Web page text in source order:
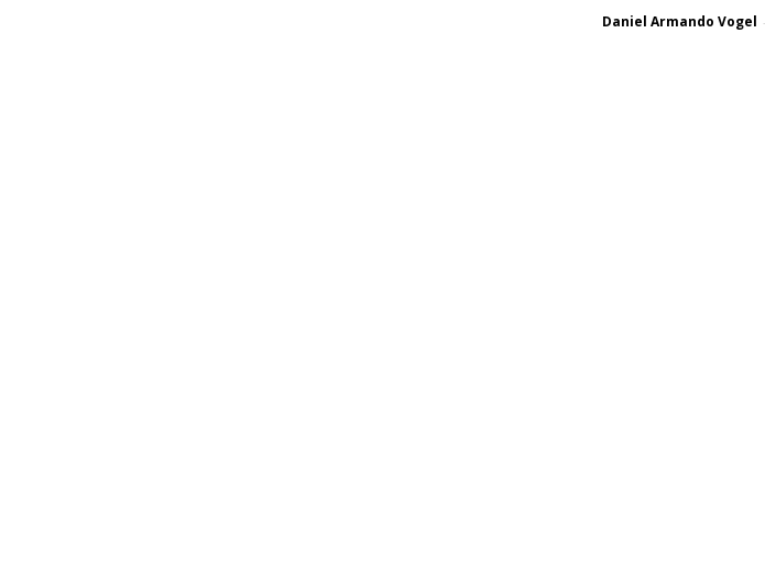
Daniel Armando Vogel -